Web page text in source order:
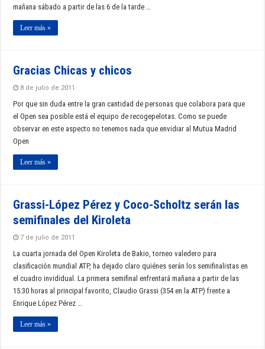
mañana sábado a partir de las 6 de la tarde …
Leer más »
Gracias Chicas y chicos
8 de julio de 2011
Por que sin duda entre la gran cantidad de personas que colabora para que
el Open sea posible está el equipo de recogepelotas. Como se puede
observar en este aspecto no tenemos nada que envidiar al Mutua Madrid
Open
Leer más »
Grassi-López Pérez y Coco-Scholtz serán las
semifinales del Kiroleta
7 de julio de 2011
La cuarta jornada del Open Kiroleta de Bakio, torneo valedero para
clasificación mundial ATP, ha dejado claro quiénes serán los semifinalistas en
el cuadro invididual. La primera semifinal enfrentará mañana a partir de las
15:30 horas al principal favorito, Claudio Grassi (354 en la ATP) frente a
Enrique López Pérez …
Leer más »